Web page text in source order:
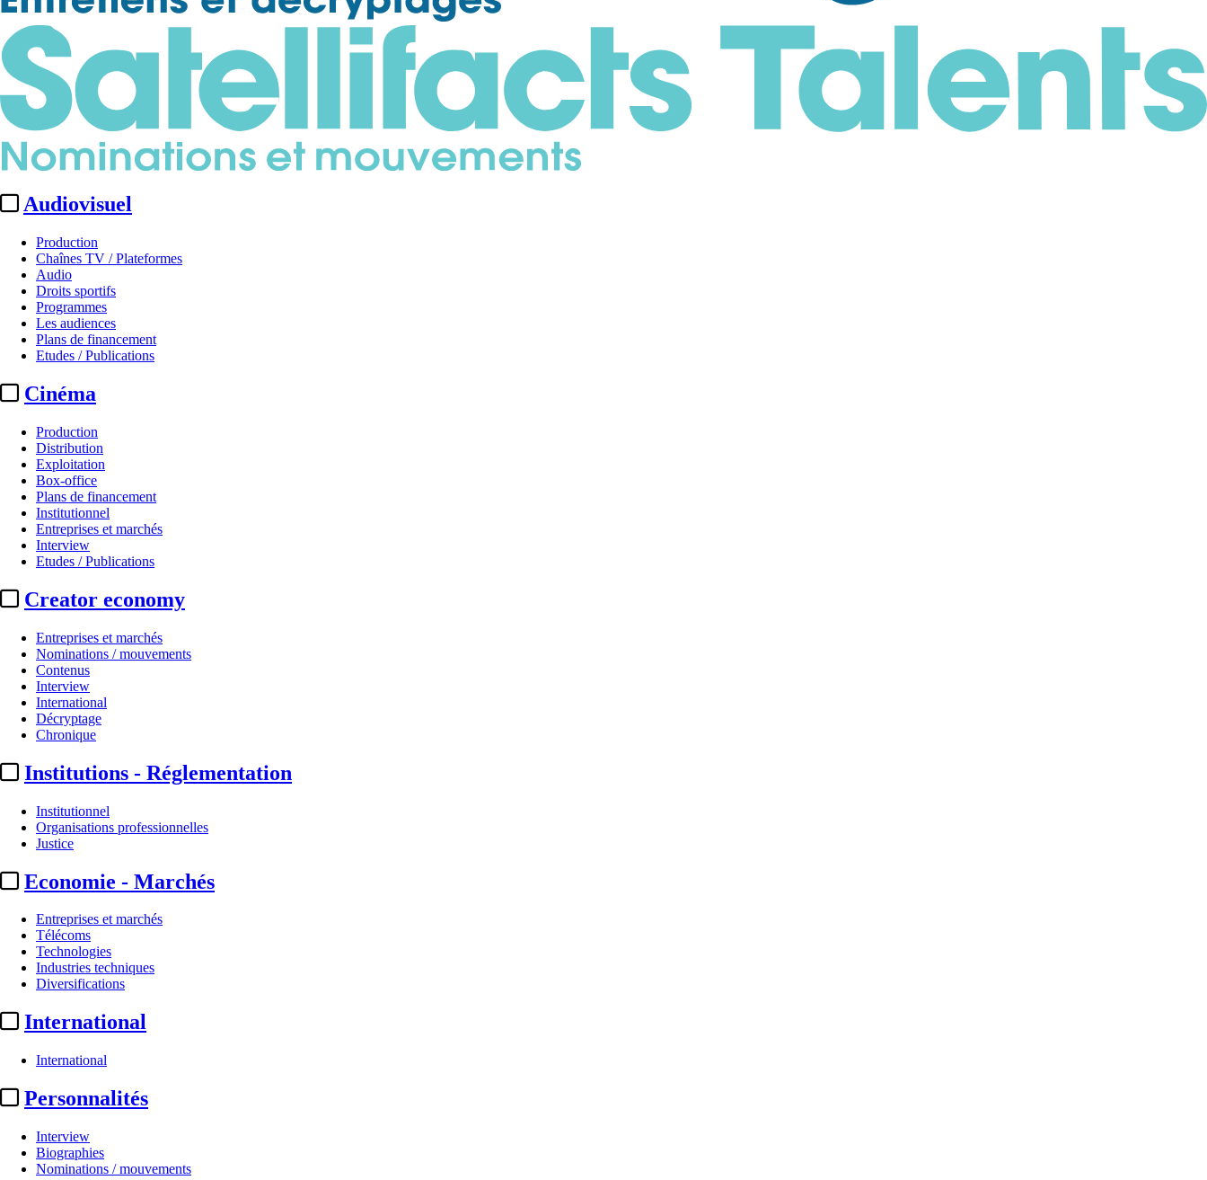
Audiovisuel
Production
Chaînes TV / Plateformes
Audio
Droits sportifs
Programmes
Les audiences
Plans de financement
Etudes / Publications
Cinéma
Production
Distribution
Exploitation
Box-office
Plans de financement
Institutionnel
Entreprises et marchés
Interview
Etudes / Publications
Creator economy
Entreprises et marchés
Nominations / mouvements
Contenus
Interview
International
Décryptage
Chronique
Institutions - Réglementation
Institutionnel
Organisations professionnelles
Justice
Economie - Marchés
Entreprises et marchés
Télécoms
Technologies
Industries techniques
Diversifications
International
International
Personnalités
Interview
Biographies
Nominations / mouvements
Sommaire
A la Une
Public des salles :
ADMTV / Publicité télévisée :